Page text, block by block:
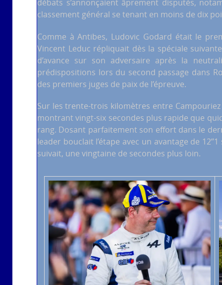
débats s’annonçaient âprement disputés,
classement général se tenant en moins de dix
Comme à Antibes, Ludovic Godard était le
Vincent Leduc répliquait dès la spéciale
d’avance sur son adversaire après la
prédispositions lors du second passage dans
des premiers juges de paix de l’épreuve.
Sur les trente-trois kilomètres entre
montrant vingt-six secondes plus rapide que
rang. Dosant parfaitement son effort dans le
leader bouclait l’étape avec un avantage de
suivait, une vingtaine de secondes plus loin.